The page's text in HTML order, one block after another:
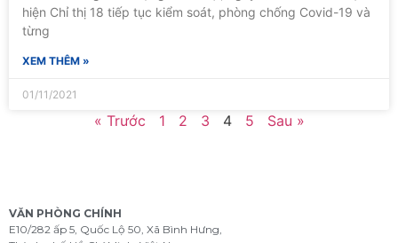
hiện Chỉ thị 18 tiếp tục kiểm soát, phòng chống Covid-19 và
từng
XEM THÊM »
01/11/2021
« Trước 1 2 3 4 5 Sau »
VĂN PHÒNG CHÍNH
E10/282 ấp 5, Quốc Lộ 50, Xã Bình Hưng,